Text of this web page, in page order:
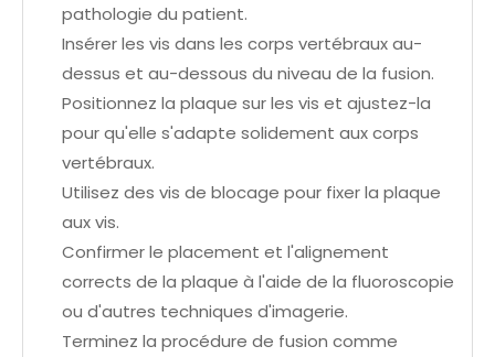
pathologie du patient.
Insérer les vis dans les corps vertébraux au-
dessus et au-dessous du niveau de la fusion.
Positionnez la plaque sur les vis et ajustez-la
pour qu'elle s'adapte solidement aux corps
vertébraux.
Utilisez des vis de blocage pour fixer la plaque
aux vis.
Confirmer le placement et l'alignement
corrects de la plaque à l'aide de la fluoroscopie
ou d'autres techniques d'imagerie.
Terminez la procédure de fusion comme